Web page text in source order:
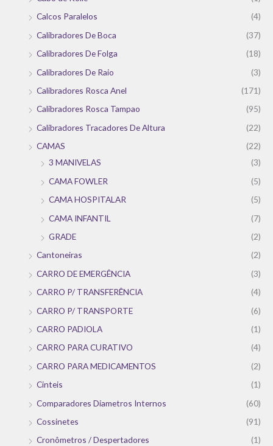
Calcos Paralelos
(4)
Calibradores De Boca
(37)
Calibradores De Folga
(18)
Calibradores De Raio
(3)
Calibradores Rosca Anel
(171)
Calibradores Rosca Tampao
(95)
Calibradores Tracadores De Altura
(22)
CAMAS
(22)
3 MANIVELAS
(3)
CAMA FOWLER
(5)
CAMA HOSPITALAR
(5)
CAMA INFANTIL
(7)
GRADE
(2)
Cantoneiras
(2)
CARRO DE EMERGÊNCIA
(3)
CARRO P/ TRANSFERÊNCIA
(4)
CARRO P/ TRANSPORTE
(6)
CARRO PADIOLA
(1)
CARRO PARA CURATIVO
(4)
CARRO PARA MEDICAMENTOS
(2)
Cinteis
(1)
Comparadores Diametros Internos
(60)
Cossinetes
(91)
Cronômetros / Despertadores
(1)